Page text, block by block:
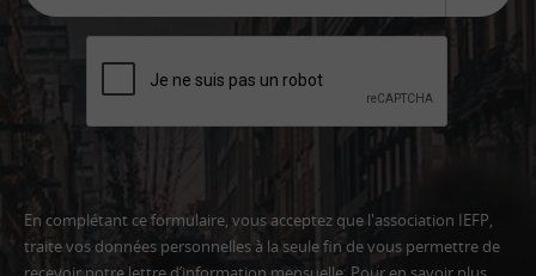
En complétant ce formulaire, vous acceptez que l'association IEFP,
traite vos données personnelles à la seule fin de vous permettre de